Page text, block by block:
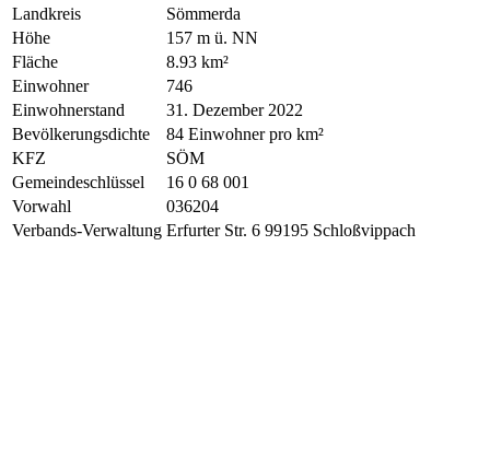
Landkreis
Sömmerda
Höhe
157 m ü. NN
Fläche
8.93 km²
Einwohner
746
Einwohnerstand
31. Dezember 2022
Bevölkerungsdichte
84 Einwohner pro km²
KFZ
SÖM
Gemeindeschlüssel
16 0 68 001
Vorwahl
036204
Verbands-Verwaltung Erfurter Str. 6 99195 Schloßvippach